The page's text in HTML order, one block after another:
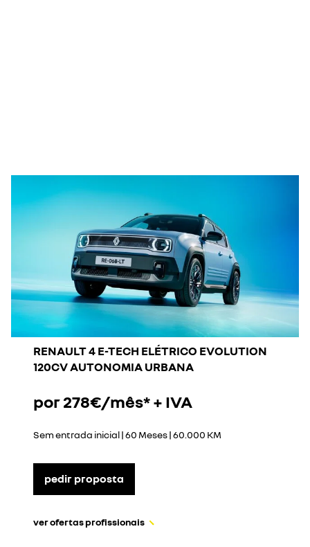
RENAULT 4 E-TECH ELÉTRICO EVOLUTION
120CV AUTONOMIA URBANA
por 278€/mês* + IVA
Sem entrada inicial | 60 Meses | 60.000 KM
pedir proposta
ver ofertas profissionais